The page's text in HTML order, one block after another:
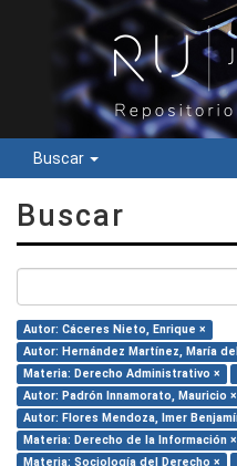
Buscar
Buscar
Autor: Cáceres Nieto, Enrique ×
Autor: Hernández Martínez, María
Materia: Derecho Administrativo ×
Autor: Padrón Innamorato, Mauricio ×
Autor: Flores Mendoza, Imer
Materia: Derecho de la Información ×
Materia: Sociología del Derecho ×